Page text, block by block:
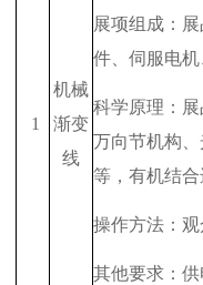
1
机械
渐变
线
展项组成：
件、伺服电机
科学原理：
万向节机构
等，有机结
操作方法：
其他要求：供